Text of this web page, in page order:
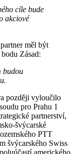
cíle bude
akciové
měl být
Zásad:
budou
později vyloučilo
pro Prahu 1
partnerství,
švýcarské
PTT
švýcarského Swiss
amerického